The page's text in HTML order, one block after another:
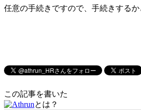
任意の手続きですので、手続きする
この記事を書いた
とは？